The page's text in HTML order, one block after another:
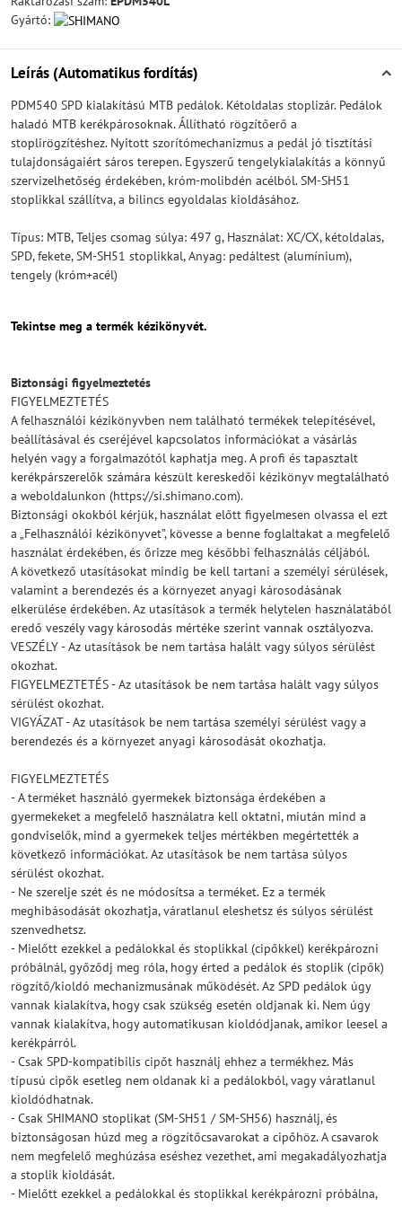
Gyártó:
Leírás (Automatikus fordítás)
PDM540 SPD kialakítású MTB pedálok. Kétoldalas stoplizár. Pedálok
haladó MTB kerékpárosoknak. Állítható rögzítőerő a
stoplirögzítéshez. Nyitott szorítómechanizmus a pedál jó tisztítási
tulajdonságaiért sáros terepen. Egyszerű tengelykialakítás a könnyű
szervizelhetőség érdekében, króm-molibdén acélból. SM-SH51
stoplikkal szállítva, a bilincs egyoldalas kioldásához.
Típus: MTB, Teljes csomag súlya: 497 g, Használat: XC/CX, kétoldalas,
SPD, fekete, SM-SH51 stoplikkal, Anyag: pedáltest (alumínium),
tengely (króm+acél)
Tekintse meg a termék kézikönyvét.
Biztonsági figyelmeztetés
FIGYELMEZTETÉS
A felhasználói kézikönyvben nem található termékek telepítésével,
beállításával és cseréjével kapcsolatos információkat a vásárlás
helyén vagy a forgalmazótól kaphatja meg. A profi és tapasztalt
kerékpárszerelők számára készült kereskedői kézikönyv megtalálható
a weboldalunkon (https://si.shimano.com).
Biztonsági okokból kérjük, használat előtt figyelmesen olvassa el ezt
a „Felhasználói kézikönyvet”, kövesse a benne foglaltakat a megfelelő
használat érdekében, és őrizze meg későbbi felhasználás céljából.
A következő utasításokat mindig be kell tartani a személyi sérülések,
valamint a berendezés és a környezet anyagi károsodásának
elkerülése érdekében. Az utasítások a termék helytelen használatából
eredő veszély vagy károsodás mértéke szerint vannak osztályozva.
VESZÉLY - Az utasítások be nem tartása halált vagy súlyos sérülést
okozhat.
FIGYELMEZTETÉS - Az utasítások be nem tartása halált vagy súlyos
sérülést okozhat.
VIGYÁZAT - Az utasítások be nem tartása személyi sérülést vagy a
berendezés és a környezet anyagi károsodását okozhatja.
FIGYELMEZTETÉS
- A terméket használó gyermekek biztonsága érdekében a
gyermekeket a megfelelő használatra kell oktatni, miután mind a
gondviselők, mind a gyermekek teljes mértékben megértették a
következő információkat. Az utasítások be nem tartása súlyos
sérülést okozhat.
- Ne szerelje szét és ne módosítsa a terméket. Ez a termék
meghibásodását okozhatja, váratlanul eleshetsz és súlyos sérülést
szenvedhetsz.
- Mielőtt ezekkel a pedálokkal és stoplikkal (cipőkkel) kerékpározni
próbálnál, győződj meg róla, hogy érted a pedálok és stoplik (cipők)
rögzítő/kioldó mechanizmusának működését. Az SPD pedálok úgy
vannak kialakítva, hogy csak szükség esetén oldjanak ki. Nem úgy
vannak kialakítva, hogy automatikusan kioldódjanak, amikor leesel a
kerékpárról.
- Csak SPD-kompatibilis cipőt használj ehhez a termékhez. Más
típusú cipők esetleg nem oldanak ki a pedálokból, vagy váratlanul
kioldódhatnak.
- Csak SHIMANO stoplikat (SM-SH51 / SM-SH56) használj, és
biztonságosan húzd meg a rögzítőcsavarokat a cipőhöz. A csavarok
nem megfelelő meghúzása eséshez vezethet, ami megakadályozhatja
a stoplik kioldását.
- Mielőtt ezekkel a pedálokkal és stoplikkal kerékpározni próbálna,